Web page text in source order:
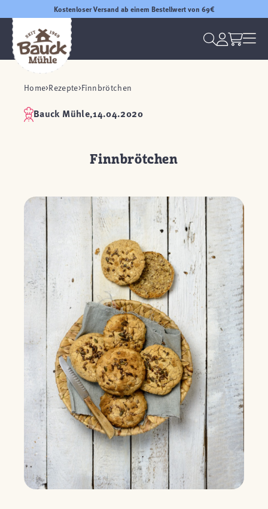
Kostenloser Versand ab einem Bestellwert von 69€
Home Rezepte Finnbrötchen
Bauck Mühle,14.04.2020
Finnbrötchen